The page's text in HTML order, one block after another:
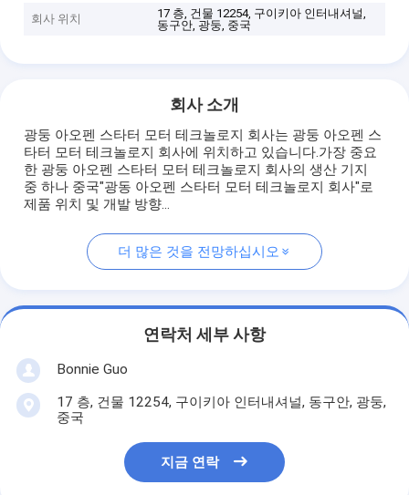
회사 위치
17 층, 건물 12254, 구이키아 인터내셔널,
동구안, 광둥, 중국
회사 소개
광둥 아오펜 스타터 모터 테크놀로지 회사는 광둥 아오펜 스
타터 모터 테크놀로지 회사에 위치하고 있습니다.가장 중요
한 광둥 아오펜 스타터 모터 테크놀로지 회사의 생산 기지
중 하나 중국"광동 아오펜 스타터 모터 테크놀로지 회사"로
제품 위치 및 개발 방향...
더 많은 것을 전망하십시오
연락처 세부 사항
Bonnie Guo
17 층, 건물 12254, 구이키아 인터내셔널, 동구안, 광둥,
중국
지금 연락